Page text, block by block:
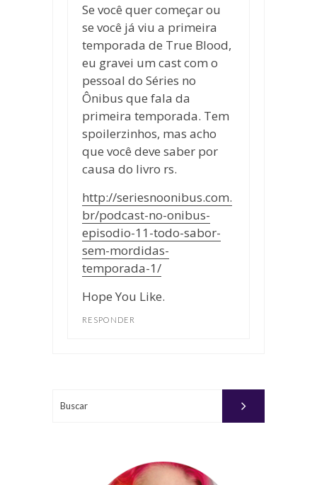
Se você quer começar ou
se você já viu a primeira
temporada de True Blood,
eu gravei um cast com o
pessoal do Séries no
Ônibus que fala da
primeira temporada. Tem
spoilerzinhos, mas acho
que você deve saber por
causa do livro rs.
http://seriesnoonibus.com.
br/podcast-no-onibus-
episodio-11-todo-sabor-
sem-mordidas-
temporada-1/
Hope You Like.
RESPONDER